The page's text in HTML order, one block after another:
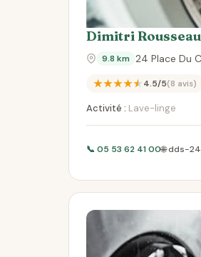
Dimitri Rousseau
9.8 km 24 Place Du
★★★★★4.5/5(8 avis)
Activité : Lave-linge
📞 05 53 62 41 00🌐 dds-